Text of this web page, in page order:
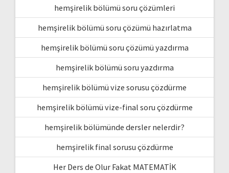
hemşirelik bölümü soru çözümleri
hemşirelik bölümü soru çözümü hazırlatma
hemşirelik bölümü soru çözümü yazdırma
hemşirelik bölümü soru yazdırma
hemşirelik bölümü vize sorusu çözdürme
hemşirelik bölümü vize-final soru çözdürme
hemşirelik bölümünde dersler nelerdir?
hemşirelik final sorusu çözdürme
Her Ders de Olur Fakat MATEMATİK